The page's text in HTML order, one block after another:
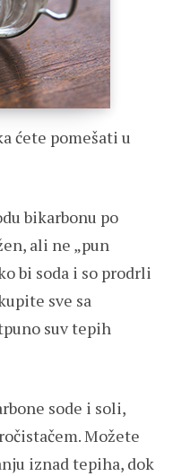
ćete pomešati u
bikarbonu po
ali ne „pun
bi soda i so prodrli
sve sa
suv tepih
sode i soli,
Možete
iznad tepiha, dok